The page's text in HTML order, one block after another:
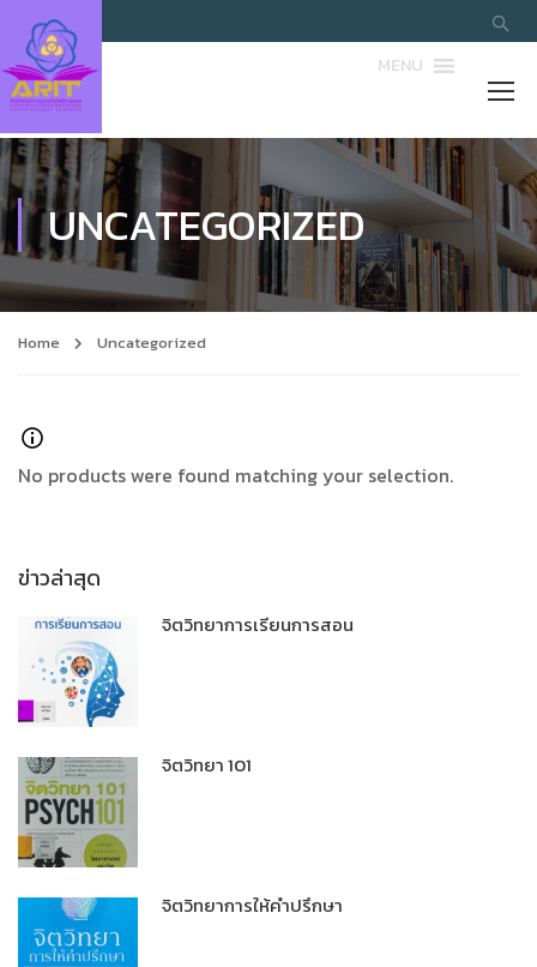
MENU
UNCATEGORIZED
Home Uncategorized
No products were found matching your selection.
ข่าวล่าสุด
จิตวิทยาการเรียนการสอน
จิตวิทยา 101
จิตวิทยาการให้คำปรึกษา